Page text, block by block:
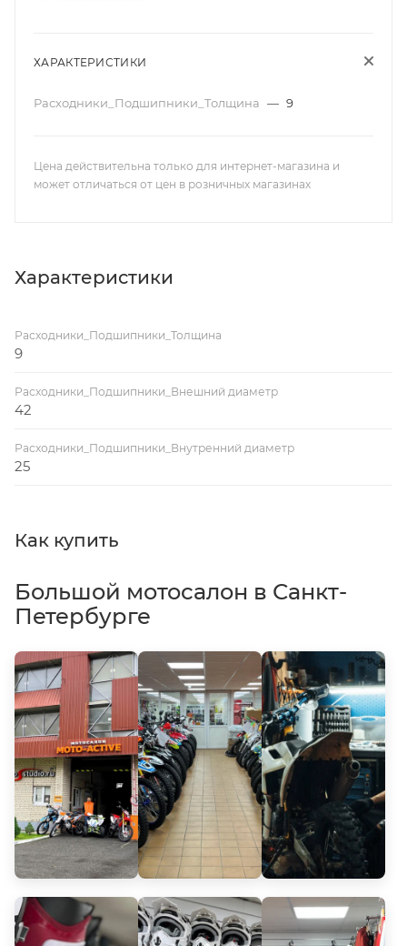
ХАРАКТЕРИСТИКИ
Расходники_Подшипники_Толщина — 9
Цена действительна только для интернет-магазина и
может отличаться от цен в розничных магазинах
Характеристики
Расходники_Подшипники_Толщина
9
Расходники_Подшипники_Внешний диаметр
42
Расходники_Подшипники_Внутренний диаметр
25
Как купить
Большой мотосалон в Санкт-
Петербурге